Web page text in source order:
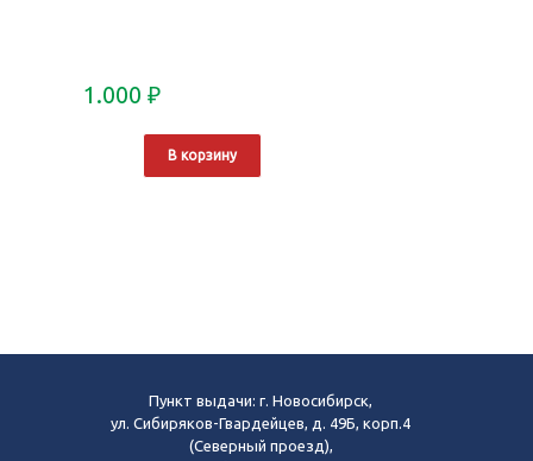
1.000 ₽
В корзину
Пункт выдачи: г. Новосибирск,
ул. Сибиряков-Гвардейцев, д. 49Б, корп.4
(Северный проезд),